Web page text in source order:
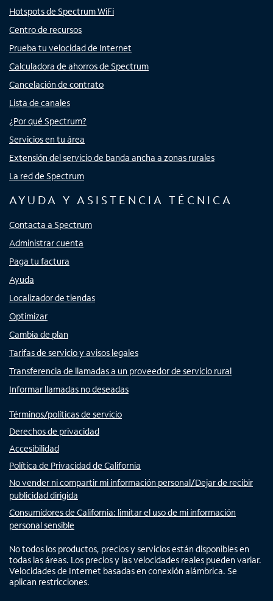
Hotspots de Spectrum WiFi
Centro de recursos
Prueba tu velocidad de Internet
Calculadora de ahorros de Spectrum
Cancelación de contrato
Lista de canales
¿Por qué Spectrum?
Servicios en tu área
Extensión del servicio de banda ancha a zonas rurales
La red de Spectrum
AYUDA Y ASISTENCIA TÉCNICA
Contacta a Spectrum
Administrar cuenta
Paga tu factura
Ayuda
Localizador de tiendas
Optimizar
Cambia de plan
Tarifas de servicio y avisos legales
Transferencia de llamadas a un proveedor de servicio rural
Informar llamadas no deseadas
Términos/políticas de servicio
Derechos de privacidad
Accesibilidad
Política de Privacidad de California
No vender ni compartir mi información personal/Dejar de recibir
publicidad dirigida
Consumidores de California: limitar el uso de mi información
personal sensible
No todos los productos, precios y servicios están disponibles en
todas las áreas. Los precios y las velocidades reales pueden variar.
Velocidades de Internet basadas en conexión alámbrica. Se
aplican restricciones.